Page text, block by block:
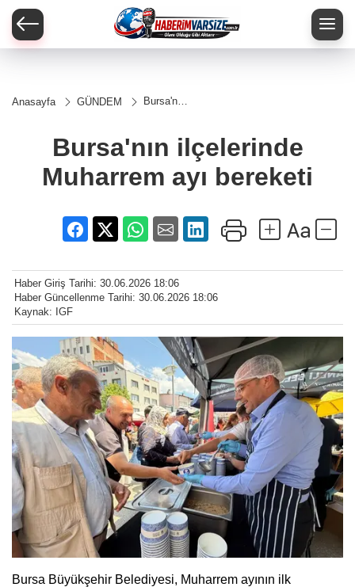
Anasayfa GÜNDEM
Bursa'nın
bereketi
Bursa'nın ilçelerinde
Muharrem ayı bereketi
Haber Giriş Tarihi: 30.06.2026 18:06
Haber Güncellenme Tarihi: 30.06.2026 18:06
Kaynak: IGF
Bursa Büyükşehir Belediyesi, Muharrem ayının ilk